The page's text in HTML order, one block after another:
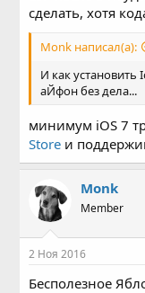
сделать, хотя
Mоnk написал(а):
И как установить
аЙфон без дела...
минимум iOS 7
Store и
Mоnk
Member
2 Ноя 2016
Бесполезное